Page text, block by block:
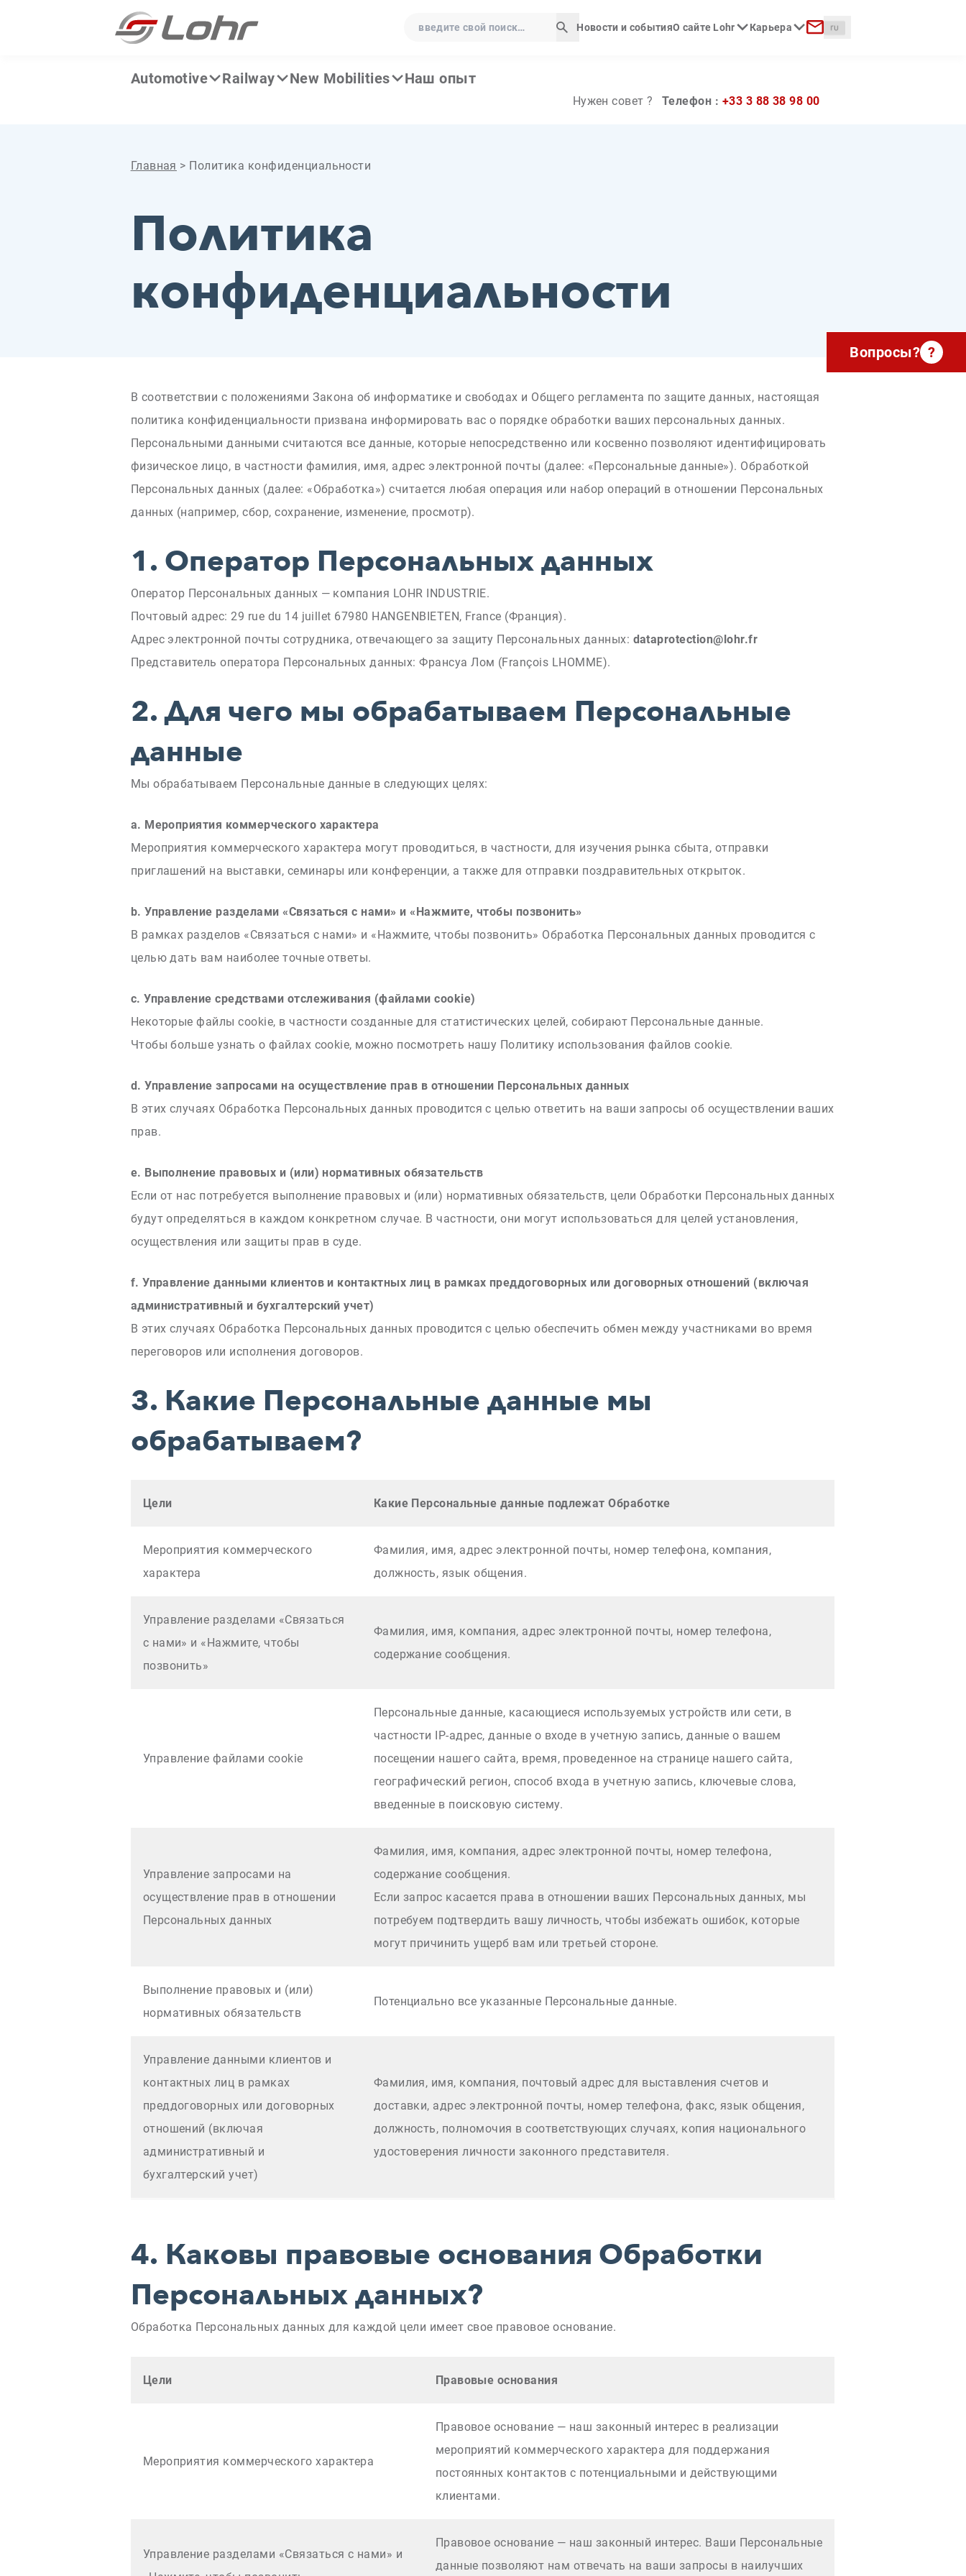
Перейти к содержанию
введите свой поиск…
Начать поиск
Новости и событияО сайте Lohr Карьера Langue :
Automotive Railway New Mobilities Наш опыт
Нужен совет ? Телефон : +33 3 88 38 98 00
Главная > Политика конфиденциальности
Политика
конфиденциальности
В соответствии с положениями Закона об информатике и свободах и Общего регламента по защите данных, настоящая
политика конфиденциальности призвана информировать вас о порядке обработки ваших персональных данных.
Персональными данными считаются все данные, которые непосредственно или косвенно позволяют идентифицировать
физическое лицо, в частности фамилия, имя, адрес электронной почты (далее: «Персональные данные»). Обработкой
Персональных данных (далее: «Обработка») считается любая операция или набор операций в отношении Персональных
данных (например, сбор, сохранение, изменение, просмотр).
1. Оператор Персональных данных
Оператор Персональных данных — компания LOHR INDUSTRIE.
Почтовый адрес: 29 rue du 14 juillet 67980 HANGENBIETEN, France (Франция).
Адрес электронной почты сотрудника, отвечающего за защиту Персональных данных: dataprotection@lohr.fr
Представитель оператора Персональных данных: Франсуа Лом (François LHOMME).
2.Для чего мы обрабатываем Персональные
данные
Мы обрабатываем Персональные данные в следующих целях:
a. Мероприятия коммерческого характера
Мероприятия коммерческого характера могут проводиться, в частности, для изучения рынка сбыта, отправки
приглашений на выставки, семинары или конференции, а также для отправки поздравительных открыток.
b. Управление разделами «Связаться с нами» и «Нажмите, чтобы позвонить»
В рамках разделов «Связаться с нами» и «Нажмите, чтобы позвонить» Обработка Персональных данных проводится с
целью дать вам наиболее точные ответы.
c. Управление средствами отслеживания (файлами cookie)
Некоторые файлы cookie, в частности созданные для статистических целей, собирают Персональные данные.
Чтобы больше узнать о файлах cookie, можно посмотреть нашу Политику использования файлов cookie.
d. Управление запросами на осуществление прав в отношении Персональных данных
В этих случаях Обработка Персональных данных проводится с целью ответить на ваши запросы об осуществлении ваших
прав.
e. Выполнение правовых и (или) нормативных обязательств
Если от нас потребуется выполнение правовых и (или) нормативных обязательств, цели Обработки Персональных данных
будут определяться в каждом конкретном случае. В частности, они могут использоваться для целей установления,
осуществления или защиты прав в суде.
f. Управление данными клиентов и контактных лиц в рамках преддоговорных или договорных отношений (включая
административный и бухгалтерский учет)
В этих случаях Обработка Персональных данных проводится с целью обеспечить обмен между участниками во время
переговоров или исполнения договоров.
3. Какие Персональные данные мы
обрабатываем?
Цели Какие Персональные данные подлежат Обработке
Мероприятия коммерческого
характера
Фамилия, имя, адрес электронной почты, номер телефона, компания,
должность, язык общения.
Управление разделами «Связаться
с нами» и «Нажмите, чтобы
позвонить»
Фамилия, имя, компания, адрес электронной почты, номер телефона,
содержание сообщения.
Управление файлами cookie
Персональные данные, касающиеся используемых устройств или сети, в
частности IP-адрес, данные о входе в учетную запись, данные о вашем
посещении нашего сайта, время, проведенное на странице нашего сайта,
географический регион, способ входа в учетную запись, ключевые слова,
введенные в поисковую систему.
Управление запросами на
осуществление прав в отношении
Персональных данных
Фамилия, имя, компания, адрес электронной почты, номер телефона,
содержание сообщения.
Если запрос касается права в отношении ваших Персональных данных, мы
потребуем подтвердить вашу личность, чтобы избежать ошибок, которые
могут причинить ущерб вам или третьей стороне.
Выполнение правовых и (или)
нормативных обязательств
Потенциально все указанные Персональные данные.
Управление данными клиентов и
контактных лиц в рамках
преддоговорных или договорных
отношений (включая
административный и
бухгалтерский учет)
Фамилия, имя, компания, почтовый адрес для выставления счетов и
доставки, адрес электронной почты, номер телефона, факс, язык общения,
должность, полномочия в соответствующих случаях, копия национального
удостоверения личности законного представителя.
4. Каковы правовые основания Обработки
Персональных данных?
Обработка Персональных данных для каждой цели имеет свое правовое основание.
Цели Правовые основания
Мероприятия коммерческого характера
Правовое основание — наш законный интерес в реализации
мероприятий коммерческого характера для поддержания
постоянных контактов с потенциальными и действующими
клиентами.
Управление разделами «Связаться с нами» и
Правовое основание — наш законный интерес. Ваши Персональные
данные позволяют нам отвечать на ваши запросы в наилучших
Вопросы? ?
Панель управления cookies